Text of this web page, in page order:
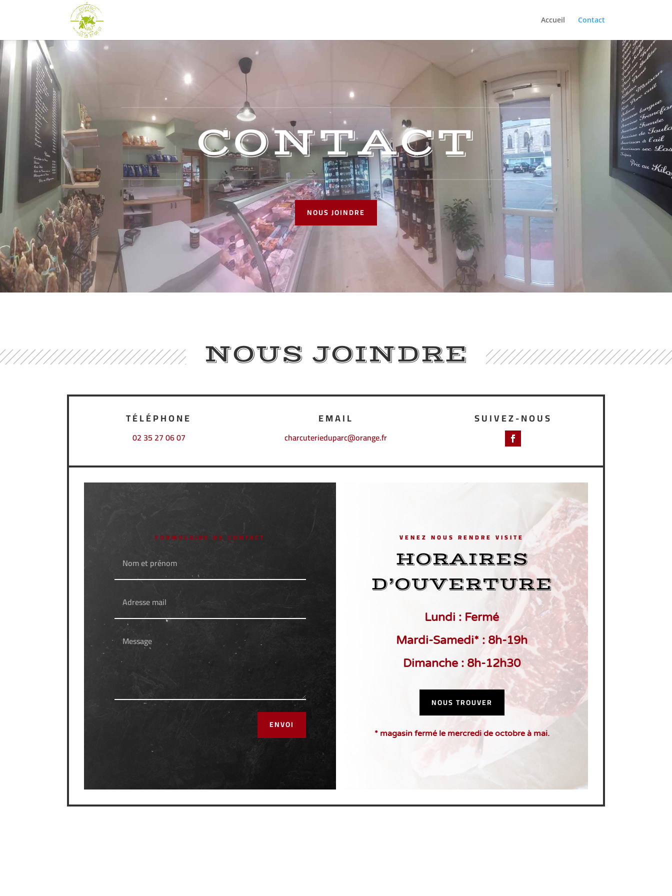
Accueil Contact
CONTACT
NOUS JOINDRE
NOUS JOINDRE
TÉLÉPHONE
02 35 27 06 07
EMAIL
charcuterieduparc@orange.fr
SUIVEZ-NOUS
FORMULAIRE DE CONTACT
ENVOI
VENEZ NOUS RENDRE VISITE
HORAIRES
D’OUVERTURE
Lundi : Fermé
Mardi-Samedi* : 8h-19h
Dimanche : 8h-12h30
NOUS TROUVER
* magasin fermé le mercredi de octobre à mai.